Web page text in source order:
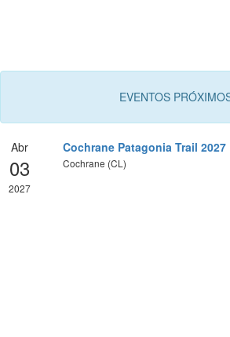
EVENTOS
Abr
03
2027
Cochrane Patagonia Trail 2027
Cochrane (CL)